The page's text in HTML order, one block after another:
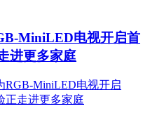
MiniLED电视开启首
进更多家庭